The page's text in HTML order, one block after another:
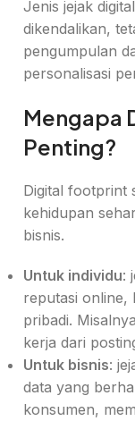
Jenis jejak
dikendalikan,
pengumpulan
personalisasi
Mengapa
Penting?
Digital footprint
kehidupan
bisnis.
Untuk individu:
reputasi online,
pribadi.
kerja dari
Untuk bisnis:
data yang
konsumen,